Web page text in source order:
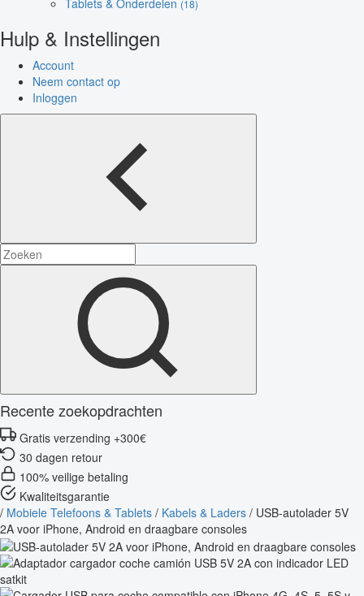
(18)
Hulp & Instellingen
Account
Neem contact op
Inloggen
Recente zoekopdrachten
Gratis verzending +300€
30 dagen retour
100% veilige betaling
Kwaliteitsgarantie
/ Mobiele Telefoons & Tablets / Kabels & Laders / USB-autolader 5V
2A voor iPhone, Android en draagbare consoles